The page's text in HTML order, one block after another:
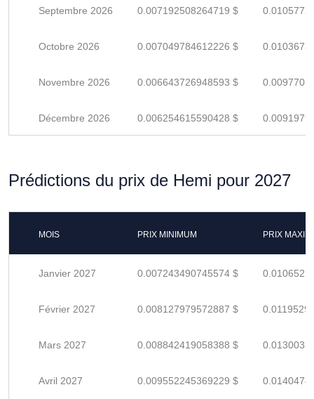
Septembre 2026 0.007192508264719 $
Octobre 2026 0.007049784612226 $
Novembre 2026 0.006643726948593 $
Décembre 2026 0.006254615590428 $
Prédictions du prix de Hemi pour 2027
MOIS PRIX MINIMUM PRIX
Janvier 2027 0.007243490745574 $
Février 2027 0.008127979572887 $
Mars 2027 0.008842419058388 $
Avril 2027 0.009552245369229 $